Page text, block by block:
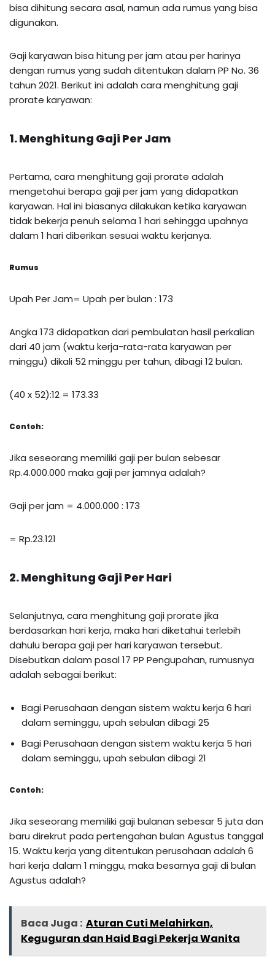
bisa dihitung secara asal, namun ada rumus yang bisa
digunakan.
Gaji karyawan bisa hitung per jam atau per harinya
dengan rumus yang sudah ditentukan dalam PP No. 36
tahun 2021. Berikut ini adalah cara menghitung gaji
prorate karyawan:
1. Menghitung Gaji Per Jam
Pertama, cara menghitung gaji prorate adalah
mengetahui berapa gaji per jam yang didapatkan
karyawan. Hal ini biasanya dilakukan ketika karyawan
tidak bekerja penuh selama 1 hari sehingga upahnya
dalam 1 hari diberikan sesuai waktu kerjanya.
Rumus
Upah Per Jam= Upah per bulan : 173
Angka 173 didapatkan dari pembulatan hasil perkalian
dari 40 jam (waktu kerja-rata-rata karyawan per
minggu) dikali 52 minggu per tahun, dibagi 12 bulan.
(40 x 52):12 = 173.33
Contoh:
Jika seseorang memiliki gaji per bulan sebesar
Rp.4.000.000 maka gaji per jamnya adalah?
Gaji per jam = 4.000.000 : 173
= Rp.23.121
2. Menghitung Gaji Per Hari
Selanjutnya, cara menghitung gaji prorate jika
berdasarkan hari kerja, maka hari diketahui terlebih
dahulu berapa gaji per hari karyawan tersebut.
Disebutkan dalam pasal 17 PP Pengupahan, rumusnya
adalah sebagai berikut:
Bagi Perusahaan dengan sistem waktu kerja 6 hari
dalam seminggu, upah sebulan dibagi 25
Bagi Perusahaan dengan sistem waktu kerja 5 hari
dalam seminggu, upah sebulan dibagi 21
Contoh:
Jika seseorang memiliki gaji bulanan sebesar 5 juta dan
baru direkrut pada pertengahan bulan Agustus tanggal
15. Waktu kerja yang ditentukan perusahaan adalah 6
hari kerja dalam 1 minggu, maka besarnya gaji di bulan
Agustus adalah?
Baca Juga : Aturan Cuti Melahirkan,
Keguguran dan Haid Bagi Pekerja Wanita